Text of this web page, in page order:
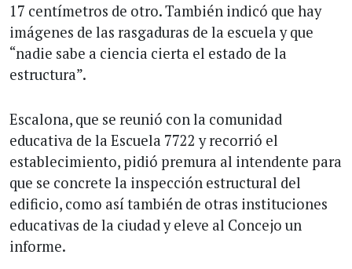
17 centímetros de otro. También indicó que hay
imágenes de las rasgaduras de la escuela y que
“nadie sabe a ciencia cierta el estado de la
estructura”.
Escalona, que se reunió con la comunidad
educativa de la Escuela 7722 y recorrió el
establecimiento, pidió premura al intendente para
que se concrete la inspección estructural del
edificio, como así también de otras instituciones
educativas de la ciudad y eleve al Concejo un
informe.